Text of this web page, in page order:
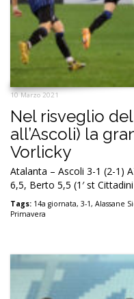
10 Marzo 2021
Nel risveglio
all’Ascoli) la
Vorlicky
Atalanta – Ascoli 3-1 (2-1)
6,5, Berto 5,5 (1′ st
Tags: 14a giornata, 3-1, Alassane
Primavera